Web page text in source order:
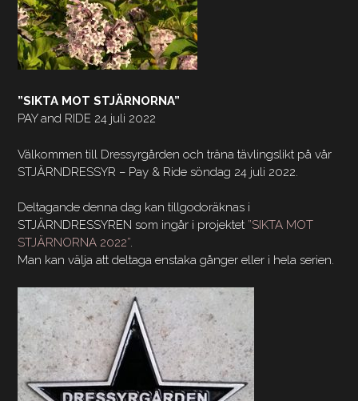
”SIKTA MOT STJÄRNORNA”
PAY and RIDE 24 juli 2022
Välkommen till Dressyrgården och träna tävlingslikt på vår
STJÄRNDRESSYR – Pay & Ride söndag 24 juli 2022.
Deltagande denna dag kan tillgodoräknas i
STJÄRNDRESSYREN som ingår i projektet ”SIKTA MOT
STJÄRNORNA 2022”.
Man kan välja att deltaga enstaka gånger eller i hela serien.